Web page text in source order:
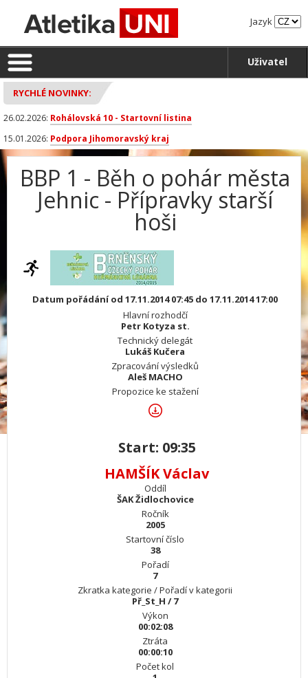
Jazyk
Uživatel
RYCHLÉ NOVINKY:
26.02.2026: Rohálovská 10 - Startovní listina
15.01.2026: Podpora Jihomoravský kraj
BBP 1 - Běh o pohár města
Jehnic - Přípravky starší
hoši
Datum pořádání od 17.11.2014 07:45 do 17.11.2014 17:00
Hlavní rozhodčí
Petr Kotyza st.
Technický delegát
Lukáš Kučera
Zpracování výsledků
Aleš MACHO
Propozice ke stažení
Start: 09:35
HAMŠÍK Václav
Oddíl
ŠAK Židlochovice
Ročník
2005
Startovní číslo
38
Pořadí
7
Zkratka kategorie / Pořadí v kategorii
Př_St_H / 7
Výkon
00:02:08
Ztráta
00:00:10
Počet kol